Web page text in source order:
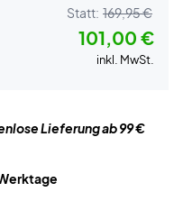
Statt: 169,95 €
101,00 €
inkl. MwSt.
Lieferung ab 99 €